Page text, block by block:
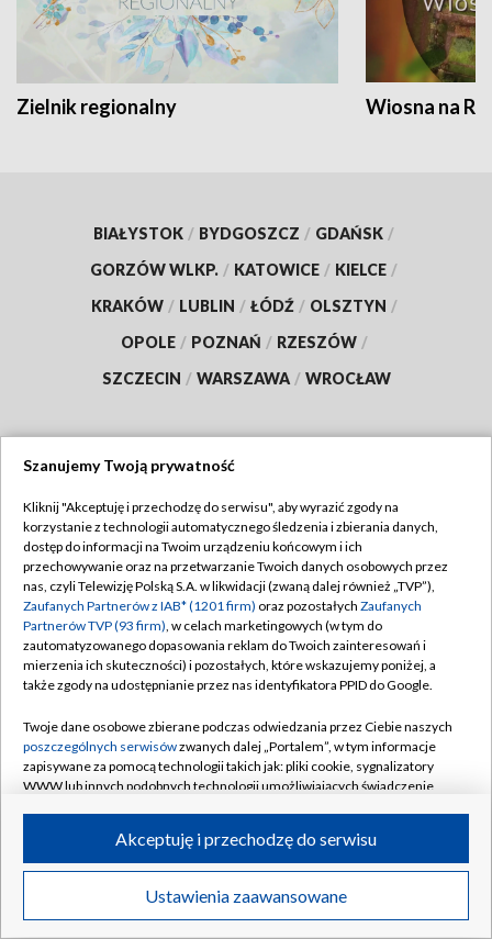
Zielnik regionalny Wiosna na
BIAŁYSTOK / BYDGOSZCZ / GDAŃSK /
GORZÓW WLKP. / KATOWICE / KIELCE /
KRAKÓW / LUBLIN / ŁÓDŹ / OLSZTYN /
OPOLE / POZNAŃ / RZESZÓW /
SZCZECIN / WARSZAWA / WROCŁAW
TVP
Abonament TVP
Emisja w TVP
Centrum informacji TVP
Naziemna Telewizja Cyfrowa
Rada Programowa
System NOS
Informacje o nadawcy
Program dla prasy
Ogłoszenie przetargowe
Regulamin TVP
Polityka prywatności
Moje zgody
Pomoc
Kontakt
Kanały
©2026 Telewizja Polska S.A. w likwidacji
Szanujemy Twoją prywatność
Kliknij "Akceptuję i przechodzę do serwisu", aby wyrazić zgody na
korzystanie z technologii automatycznego śledzenia i zbierania danych,
dostęp do informacji na Twoim urządzeniu końcowym i ich
przechowywanie oraz na przetwarzanie Twoich danych osobowych przez
nas, czyli Telewizję Polską S.A. w likwidacji (zwaną dalej również „TVP”),
Zaufanych Partnerów z IAB* (1201 firm) oraz pozostałych Zaufanych
Partnerów TVP (93 firm), w celach marketingowych (w tym do
zautomatyzowanego dopasowania reklam do Twoich zainteresowań i
mierzenia ich skuteczności) i pozostałych, które wskazujemy poniżej, a
także zgody na udostępnianie przez nas identyfikatora PPID do Google.
Twoje dane osobowe zbierane podczas odwiedzania przez Ciebie naszych
poszczególnych serwisówzwanych dalej „Portalem”, w tym informacje
zapisywane za pomocą technologii takich jak: pliki cookie, sygnalizatory
WWW lub innych podobnych technologii umożliwiających świadczenie
ruchu w Internecie.
Twoje dane osobowe zbierane podczas odwiedzania przez Ciebie
poszczególnych serwisówna Portalu, takie jak adresy IP, identyfikatory
Ustawienia zaawansowane
Akceptuję i przechodzę do serwisu